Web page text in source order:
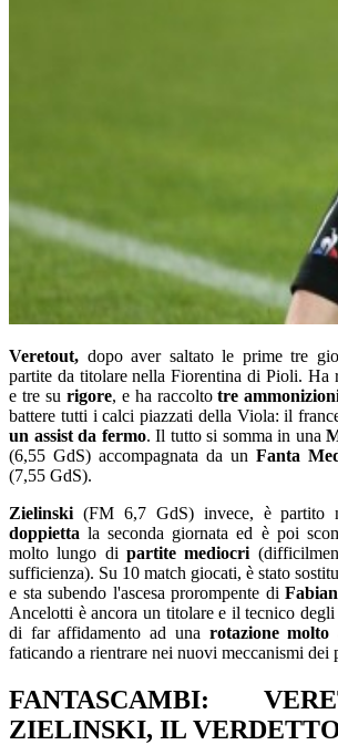
Veretout, dopo aver saltato le prime tre
partite da titolare nella Fiorentina di Pioli. Ha
e tre su rigore, e ha raccoltotre
battere tutti i calci piazzati della Viola: il
un assist da fermo. Il tutto si somma in una
(6,55 GdS) accompagnata da un Fanta
(7,55 GdS).
Zielinski (FM 6,7 GdS) invece, è partito
doppietta la seconda giornata ed è poi
molto lungo di partite mediocri
sufficienza). Su 10 match giocati, è stato
e sta subendo l'ascesa prorompente di
Ancelotti è ancora un titolare e il tecnico
di far affidamento ad una rotazione molto
faticando a rientrare nei nuovi meccanismi dei
FANTASCAMBI:
ZIELINSKI, IL